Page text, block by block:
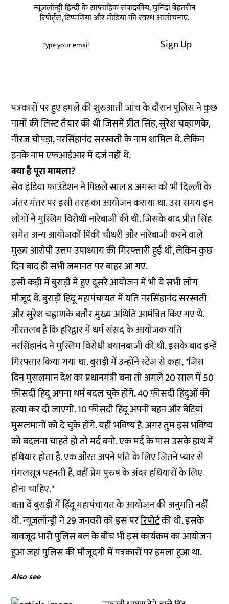
न्यूज़लॉन्ड्री हिन्दी के साप्ताहिक संपादकीय, चुनिंदा बेहतरीन
रिपोर्ट्स, टिप्पणियां और मीडिया की स्वस्थ आलोचनाएं.
Sign Up
पत्रकारों पर हुए हमले की शुरुआती जांच के दौरान पुलिस ने कुछ
नामों की लिस्ट तैयार की थी जिसमें प्रीत सिंह, सुरेश चव्हाणके,
नीरज चोपड़ा, नरसिंहानंद सरस्वती के नाम शामिल थे. लेकिन
इनके नाम एफआईआर में दर्ज नहीं थे.
क्या है पूरा मामला?
सेव इंडिया फाउंडेशन ने पिछले साल 8 अगस्त को भी दिल्ली के
जंतर मंतर पर इसी तरह का आयोजन कराया था. उस समय इन
लोगों ने मुस्लिम विरोधी नारेबाजी की थी. जिसके बाद प्रीत सिंह
समेत अन्य आयोजकों पिंकी चौधरी और नारेबाजी करने वाले
मुख्य आरोपी उत्तम उपाध्याय की गिरफ्तारी हुई थी, लेकिन कुछ
दिन बाद ही सभी जमानत पर बाहर आ गए.
इसी कड़ी में बुराड़ी में हुए दूसरे आयोजन में भी ये सभी लोग
मौजूद थे. बुराड़ी हिंदू महापंचायत में यति नरसिंहानंद सरस्वती
और सुरेश चह्वाणके बतौर मुख्य अथिति आमंत्रित किए गए थे.
गौरतलब है कि हरिद्वार में धर्म संसद के आयोजक यति
नरसिंहानंद ने मुस्लिम विरोधी बयानबाजी की थी. इसके बाद इन्हें
गिरफ्तार किया गया था. बुराड़ी में उन्होंने स्टेज से कहा, "जिस
दिन मुसलमान देश का प्रधानमंत्री बना तो अगले 20 साल में 50
फीसदी हिंदू अपना धर्म बदल चुके होंगे. 40 फीसदी हिंदुओं की
हत्या कर दी जाएगी. 10 फीसदी हिंदू अपनी बहन और बेटियां
मुसलमानों को दे चुके होंगे. यहीं भविष्य है. अगर तुम इस भविष्य
को बदलना चाहते हो तो मर्द बनो. एक मर्द के पास उसके हाथ में
हथियार होता है. एक औरत अपने पति के लिए जितने प्यार से
मंगलसूत्र पहनती है, वहीं प्रेम पुरुष के अंदर हथियारों के लिए
होना चाहिए."
बता दें बुराड़ी में हिंदू महापंचायत के आयोजन की अनुमति नहीं
थी. न्यूज़लॉन्ड्री ने 29 जनवरी को इस पररिपोर्टकी थी. इसके
बावजूद भारी पुलिस बल के बीच भी इस कार्यक्रम का आयोजन
हुआ जहां पुलिस की मौजूदगी में पत्रकारों पर हमला हुआ था.
Also see